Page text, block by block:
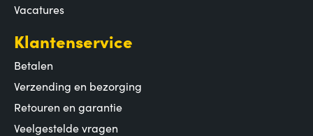
Vacatures
Klantenservice
Betalen
Verzending en bezorging
Retouren en garantie
Veelgestelde vragen